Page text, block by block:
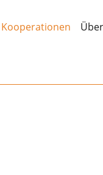
Kooperationen